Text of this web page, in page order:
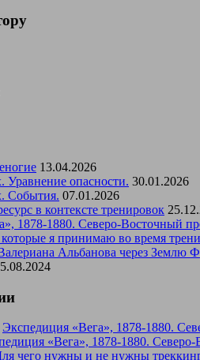
13.04.2026
Уравнение опасности. 30.01.2026
События. 07.01.2026
в контексте тренировок
1878-1880. Северо-Восточный
я принимаю во время
Альбанова через Землю
Экспедиция «Вега», 1878-1880.
«Вега», 1878-1880.
чего нужны и не нужны